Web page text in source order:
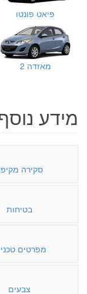
פיאט פונטו
מאזדה 2
מידע
סקירה
בטיחות
מפרטים
צבעים